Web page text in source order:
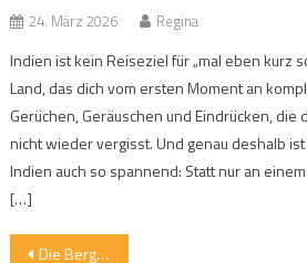
24. März 2026 Regina
Indien ist kein Reiseziel für „mal eben kurz
Land, das dich vom ersten Moment an
Gerüchen, Geräuschen und Eindrücken, die
nicht wieder vergisst. Und genau deshalb
Indien auch so spannend: Statt nur an
[…]
Die Bergwelten Oberaudorf mit Bahn und Bus entdecken